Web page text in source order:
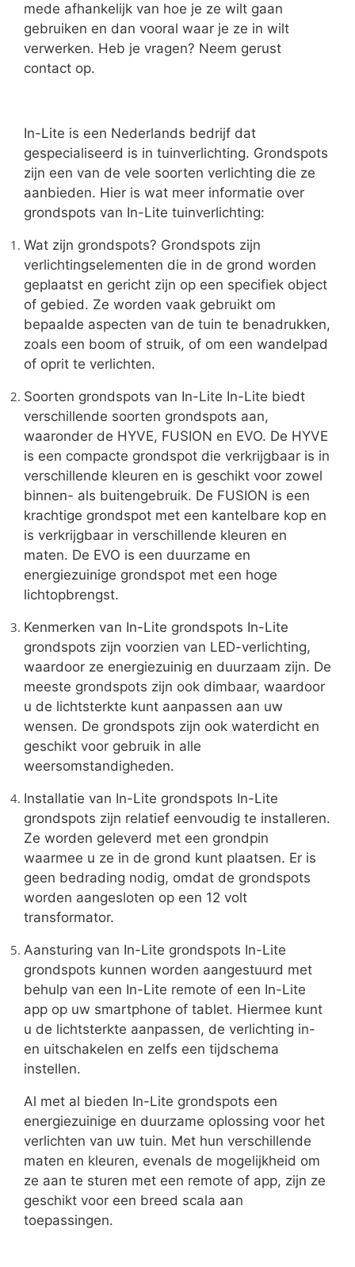
mede afhankelijk van hoe je ze wilt gaan
gebruiken en dan vooral waar je ze in wilt
verwerken. Heb je vragen? Neem gerust
contact op.
In-Lite is een Nederlands bedrijf dat
gespecialiseerd is in tuinverlichting. Grondspots
zijn een van de vele soorten verlichting die ze
aanbieden. Hier is wat meer informatie over
grondspots van In-Lite tuinverlichting:
Wat zijn grondspots? Grondspots zijn
verlichtingselementen die in de grond worden
geplaatst en gericht zijn op een specifiek object
of gebied. Ze worden vaak gebruikt om
bepaalde aspecten van de tuin te benadrukken,
zoals een boom of struik, of om een wandelpad
of oprit te verlichten.
Soorten grondspots van In-Lite In-Lite biedt
verschillende soorten grondspots aan,
waaronder de HYVE, FUSION en EVO. De HYVE
is een compacte grondspot die verkrijgbaar is in
verschillende kleuren en is geschikt voor zowel
binnen- als buitengebruik. De FUSION is een
krachtige grondspot met een kantelbare kop en
is verkrijgbaar in verschillende kleuren en
maten. De EVO is een duurzame en
energiezuinige grondspot met een hoge
lichtopbrengst.
Kenmerken van In-Lite grondspots In-Lite
grondspots zijn voorzien van LED-verlichting,
waardoor ze energiezuinig en duurzaam zijn. De
meeste grondspots zijn ook dimbaar, waardoor
u de lichtsterkte kunt aanpassen aan uw
wensen. De grondspots zijn ook waterdicht en
geschikt voor gebruik in alle
weersomstandigheden.
Installatie van In-Lite grondspots In-Lite
grondspots zijn relatief eenvoudig te installeren.
Ze worden geleverd met een grondpin
waarmee u ze in de grond kunt plaatsen. Er is
geen bedrading nodig, omdat de grondspots
worden aangesloten op een 12 volt
transformator.
Aansturing van In-Lite grondspots In-Lite
grondspots kunnen worden aangestuurd met
behulp van een In-Lite remote of een In-Lite
app op uw smartphone of tablet. Hiermee kunt
u de lichtsterkte aanpassen, de verlichting in-
en uitschakelen en zelfs een tijdschema
instellen.
Al met al bieden In-Lite grondspots een
energiezuinige en duurzame oplossing voor het
verlichten van uw tuin. Met hun verschillende
maten en kleuren, evenals de mogelijkheid om
ze aan te sturen met een remote of app, zijn ze
geschikt voor een breed scala aan
toepassingen.